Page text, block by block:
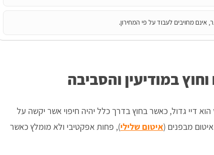
אינם מחויבים לעבוד על פי המחירון.
במודיעין והסביבה
הוא דיי גדול, כאשר בחוץ בדרך כלל יהיה חיפוי אשר יקשה על
מבפנים (איטום שלילי), פחות אפקטיבי ולא מומלץ כאשר